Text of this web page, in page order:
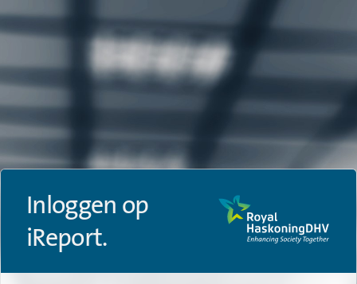
Inloggen op
iReport.